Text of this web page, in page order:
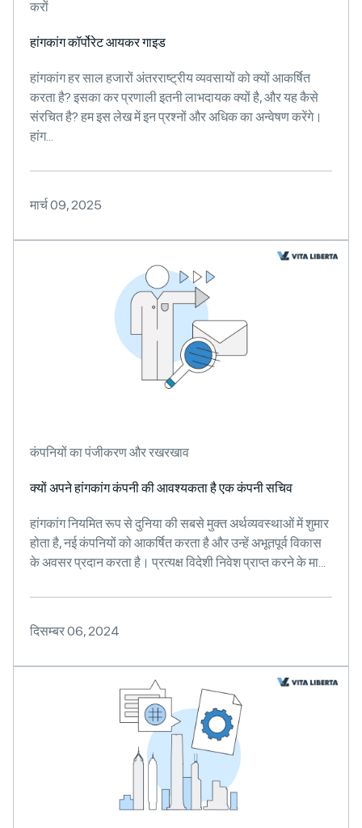
करों
हांगकांग कॉर्पोरेट आयकर गाइड
हांगकांग हर साल हजारों अंतरराष्ट्रीय व्यवसायों को क्यों आकर्षित
करता है? इसका कर प्रणाली इतनी लाभदायक क्यों है, और यह कैसे
संरचित है? हम इस लेख में इन प्रश्नों और अधिक का अन्वेषण करेंगे।
हांग...
मार्च 09, 2025
कंपनियों का पंजीकरण और रखरखाव
क्यों अपने हांगकांग कंपनी की आवश्यकता है एक कंपनी सचिव
हांगकांग नियमित रूप से दुनिया की सबसे मुक्त अर्थव्यवस्थाओं में शुमार
होता है, नई कंपनियों को आकर्षित करता है और उन्हें अभूतपूर्व विकास
के अवसर प्रदान करता है। प्रत्यक्ष विदेशी निवेश प्राप्त करने के मा...
दिसम्बर 06, 2024